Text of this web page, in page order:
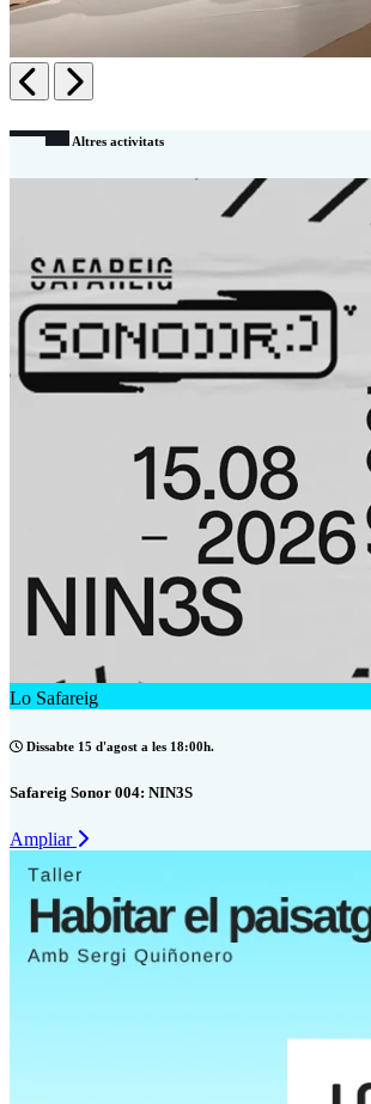
AnteriorSegüent
Altres activitats
Lo Safareig
Dissabte 15 d'agost a les 18:00h.
Safareig Sonor 004: NIN3S
Ampliar